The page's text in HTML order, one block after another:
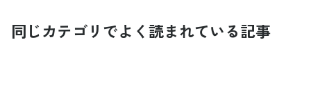
同じカテゴリでよく読まれている記事